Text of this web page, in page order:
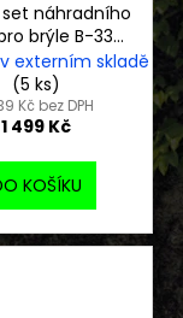
set náhradního
brýle B-33
ROLL OFF
externím skladě
(5 ks)
Kč bez DPH
1 499 Kč
KOŠÍKU